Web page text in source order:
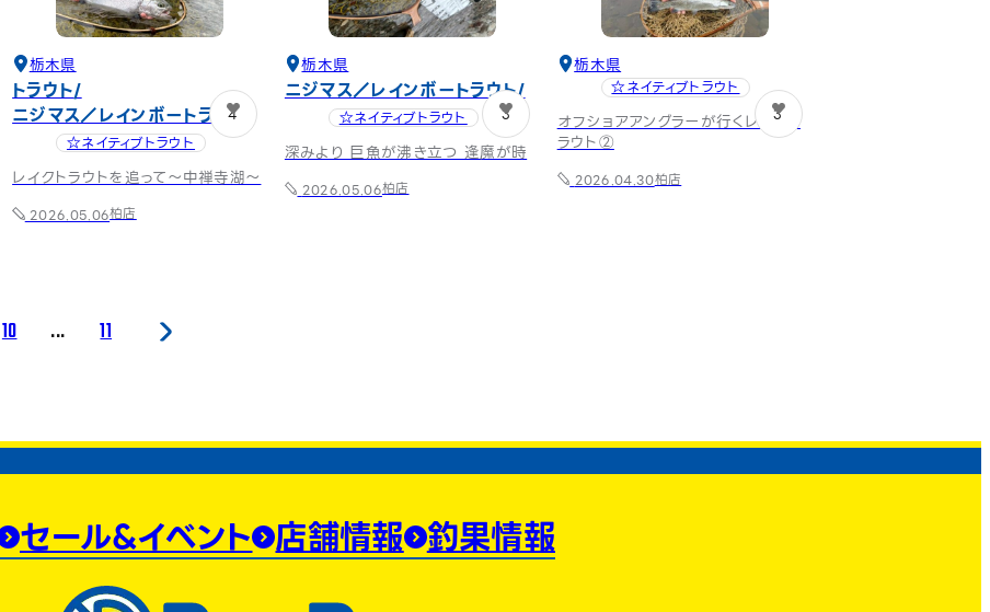
栃木県
トラウト
ニジマス／レインボートラウト
☆ネイティブトラウト
レイクトラウトを追って〜中禅寺湖〜
2026.05.06柏店
4
栃木県
ニジマス／レインボートラウト
☆ネイティブトラウト
深みより 巨魚が沸き立つ 逢魔が時
2026.05.06柏店
3
栃木県
☆ネイティブトラウト
オフショアアングラーが行くレイクト
ラウト②
2026.04.30柏店
3
10 ... 11
セール&イベント 店舗情報 釣果情報